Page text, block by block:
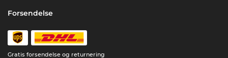
Forsendelse
Gratis forsendelse og returnering